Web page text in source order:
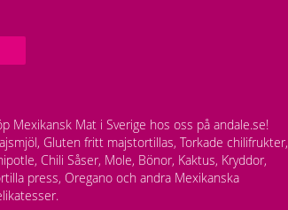
Mexikansk Mat i Sverige hos oss på andale.se!
Gluten fritt majstortillas, Torkade chilifrukter,
Chili Såser, Mole, Bönor, Kaktus, Kryddor,
press, Oregano och andra Mexikanska